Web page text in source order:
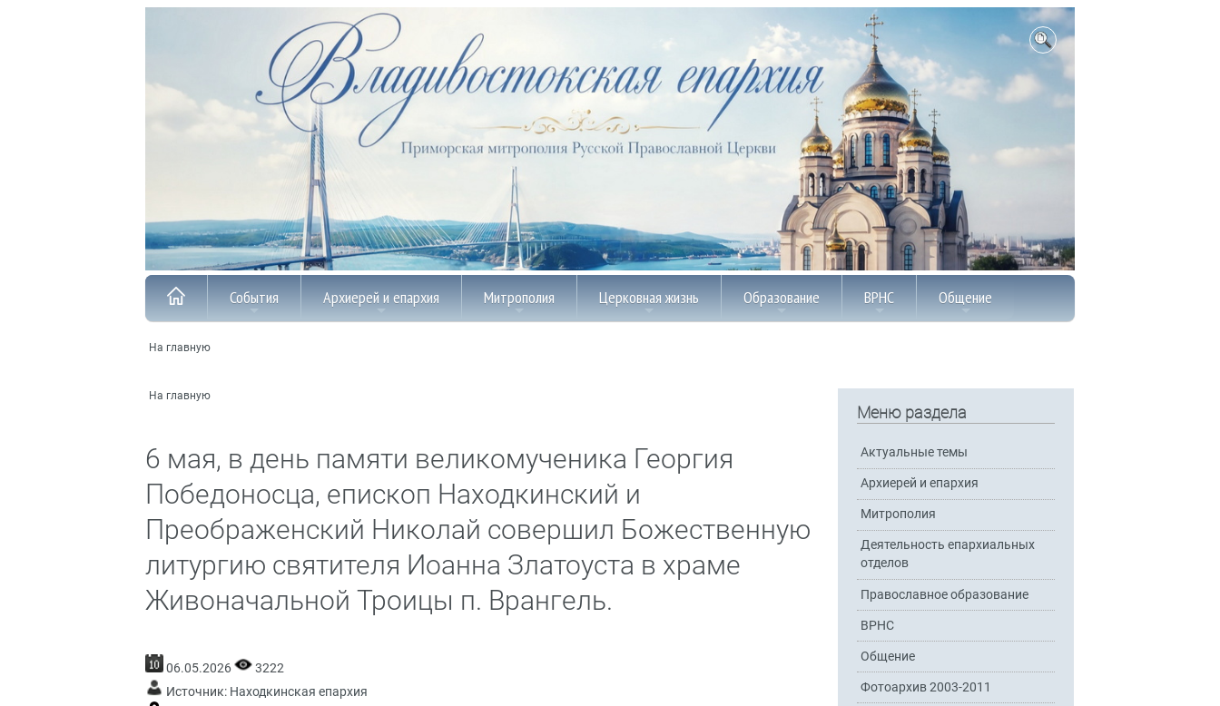
События Архиерей и епархия Митрополия Церковная жизнь Образование ВРНС Общение
На главную
На главную
6 мая, в день памяти великомученика Георгия
Победоносца, епископ Находкинский и
Преображенский Николай совершил Божественную
литургию святителя Иоанна Златоуста в храме
Живоначальной Троицы п. Врангель.
06.05.2026
3222
Источник: Находкинская епархия
Меню раздела
Актуальные темы
Архиерей и епархия
Митрополия
Деятельность епархиальных
отделов
Православное образование
ВРНС
Общение
Фотоархив 2003-2011